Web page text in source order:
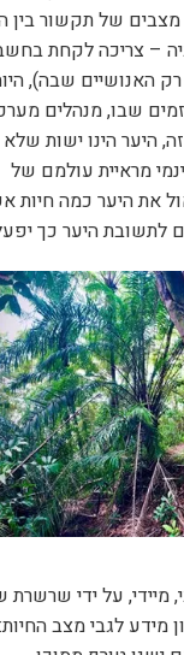
מצבים של תקשור בין
– צריכה לקחת
האנושיים שבה),
שבו, מנהלים
היער הינו ישות שלא
מראיית עולמם של
את היער כמה חיות
לתשובת היער כך
מיידי, על ידי שרשרת
מידע לגבי מצב החיות: